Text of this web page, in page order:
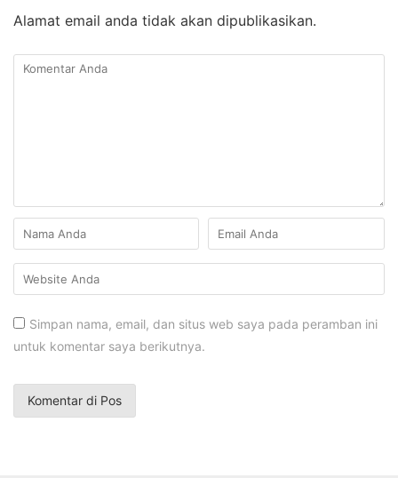
Alamat email anda tidak akan dipublikasikan.
Simpan nama, email, dan situs web saya pada peramban ini
untuk komentar saya berikutnya.